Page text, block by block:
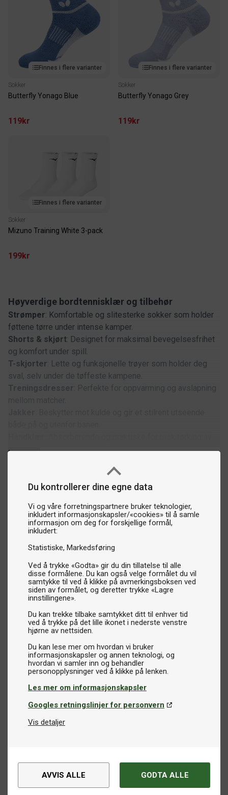
Du kontrollerer dine egne data
Vi og våre forretningspartnere bruker teknologier,
inkludert informasjonskapsler/«cookies» til å samle
informasjon om deg for forskjellige formål,
inkludert:
Statistiske Markedsføring
Ved å trykke «Godta» gir du din tillatelse til alle
disse formålene. Du kan også velge formålet du vil
samtykke til ved å klikke på avmerkingsboksen ved
siden av formålet, og deretter trykke «Lagre
innstillingene».
Du kan trekke tilbake samtykket ditt til enhver tid
ved å trykke på det lille ikonet i nederste venstre
hjørne av nettsiden.
Du kan lese mer om hvordan vi bruker
informasjonskapsler og annen teknologi, og
hvordan vi samler inn og behandler
Les mer om informasjonskapsler
Googles retningslinjer for personvern
Vis detaljer
AVVIS ALLE GODTA ALLE
Finnes i flere varianter
Sokker
Butterfly Yonago Blue
119kr
Finnes i flere varianter
Sokker
Butterfly Yonago Grey
119kr
Finnes i flere varianter
Sokker
Mizuno Training White 3-pack
199kr
Høyverdige bordtennisklær og tilbehør
Strømper: Komfortable og slitesterke sokker som holder
føttene tørre under intense kamper.
Shorts & skjørt: Designet for maksimal bevegelsesfrihet
og komfort under spill.
T-skjorter: Lette og funksjonelle trøyer som holder deg
sval, selv under de tøffeste kampene.
Treningsdresser : Perfekte for oppvarming og avslapning
svette under spillet.
hjelper deg å holde fokus og unngå svette i øynene.
Alle våre bordtennisklær er nøye utvalgt for å gi deg høy
kvalitet og optimal ytelse. Med pustende materialer,
fleksible passformer og slitesterk design er produktene
våre ideelle for både trening og konkurranse.
Bordtennistekstiler fra ledende merker
Vi tilbyr tekstiler og tilbehør fra de mest anerkjente
merkene innen bordtennis, slik at du kan spille som en
Finn de riktige klærne til ditt spill
Utforsk vårt sortiment av bordtennistekstiler og finn alt du
trenger for å heve spillopplevelsen din – fra topp til tå!
Med riktige klær og tilbehør er du alltid klar til å prestere på
Les mer